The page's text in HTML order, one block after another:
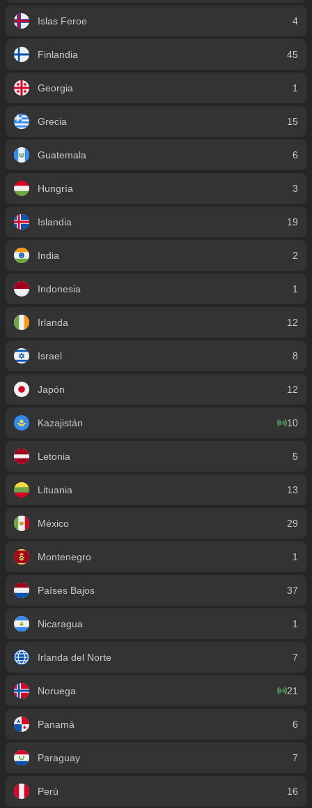
Islas Feroe 4
Finlandia 45
Georgia 1
Grecia 15
Guatemala 6
Hungría 3
Islandia 19
India 2
Indonesia 1
Irlanda 12
Israel 8
Japón 12
Kazajistán 10
Letonia 5
Lituania 13
México 29
Montenegro 1
Países Bajos 37
Nicaragua 1
Irlanda del Norte 7
Noruega 21
Panamá 6
Paraguay 7
Perú 16